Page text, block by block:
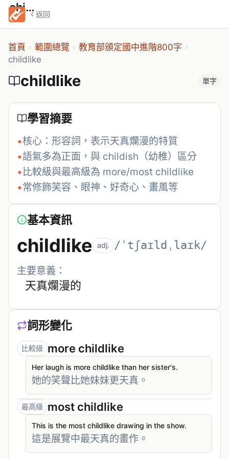
返回
childlike
首頁 › 範圍總覽 › 教育部頒定國中進階800字 ›
childlike
childlike 單字
學習摘要
•核心：形容詞，表示天真爛漫的特質
•語氣多為正面，與 childish（幼稚）區分
•比較級與最高級為 more/most childlike
•常修飾笑容、眼神、好奇心、畫風等
基本資訊
childlike adj. /ˈtʃaɪldˌlaɪk/
主要意義：
天真爛漫的
詞形變化
比較級 more childlike
Her laugh is more childlike than her sister's.
她的笑聲比她妹妹更天真。
最高級 most childlike
This is the most childlike drawing in the show.
這是展覽中最天真的畫作。